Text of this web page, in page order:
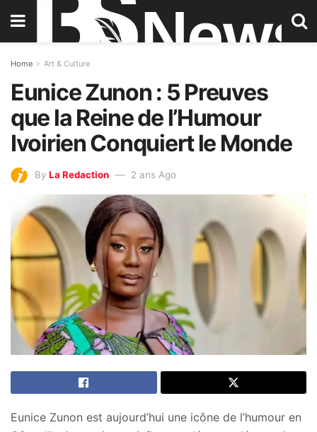
Home Art & Culture
Eunice Zunon : 5 Preuves
que la Reine de l’Humour
Ivoirien Conquiert le Monde
By La Redaction 2 ans Ago
Eunice Zunon est aujourd’hui une icône de l’humour en